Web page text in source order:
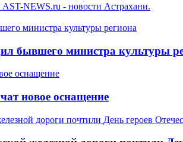
NEWS.ru - новости Астрахани.
бывшего министра культуры
новое оснащение